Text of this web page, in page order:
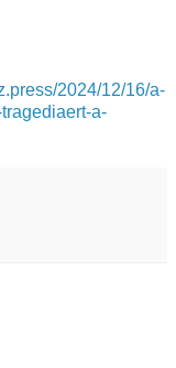
2024/12/16/a-
a-